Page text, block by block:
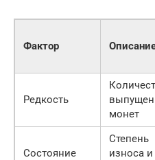
Фактор
Редкость
монет
Состояние
Степень
износа и